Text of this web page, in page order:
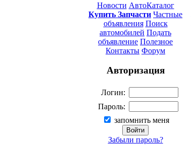
Новости АвтоКаталог
Купить Запчасти Частные
объявления Поиск
автомобилей Подать
объявление Полезное
Контакты Форум
Авторизация
Логин:
Пароль:
запомнить меня
Забыли пароль?